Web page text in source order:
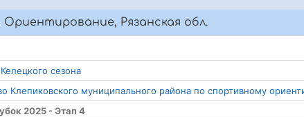
Рязанская обл.
сезона
Клепиковского муниципального района по спортивному
2025 - Этап 4